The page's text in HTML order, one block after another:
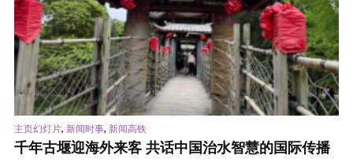
主页幻灯片, 新闻时事, 新闻高铁
千年古堰迎海外来客 共话中国治水智慧的国际传播